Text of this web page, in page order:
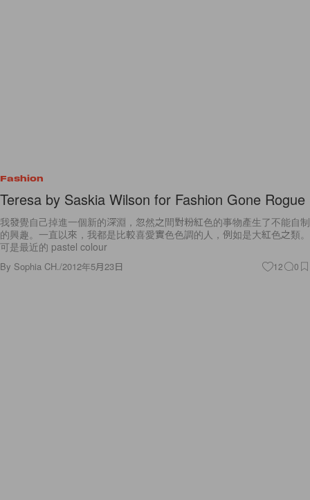
Fashion
Teresa by Saskia Wilson for Fashion Gone Rogue
我發覺自己掉進一個新的深淵，忽然之間對粉紅色的事物產生了不能自制
的興趣。一直以來，我都是比較喜愛實色色調的人，例如是大紅色之類。
可是最近的 pastel colour
By Sophia CH./2012年5月23日 12 0